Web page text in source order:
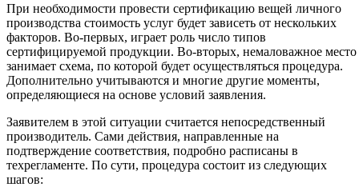
При необходимости провести сертификацию вещей личного
производства стоимость услуг будет зависеть от нескольких
факторов. Во-первых, играет роль число типов
сертифицируемой продукции. Во-вторых, немаловажное место
занимает схема, по которой будет осуществляться процедура.
Дополнительно учитываются и многие другие моменты,
определяющиеся на основе условий заявления.
Заявителем в этой ситуации считается непосредственный
производитель. Сами действия, направленные на
подтверждение соответствия, подробно расписаны в
техрегламенте. По сути, процедура состоит из следующих
шагов: